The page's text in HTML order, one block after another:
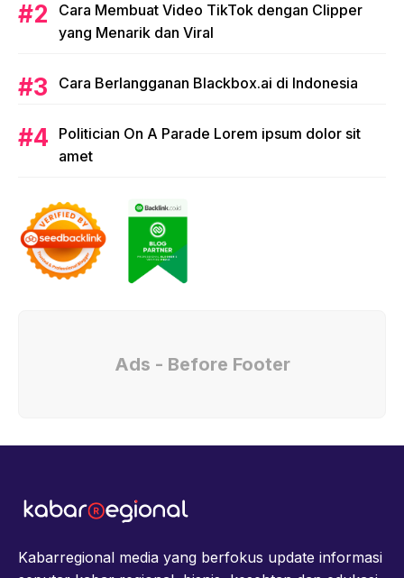
Cara Membuat Video TikTok dengan Clipper
yang Menarik dan Viral
Cara Berlangganan Blackbox.ai di Indonesia
Politician On A Parade Lorem ipsum dolor sit
amet
Ads - Before Footer
Kabarregional media yang berfokus update informasi